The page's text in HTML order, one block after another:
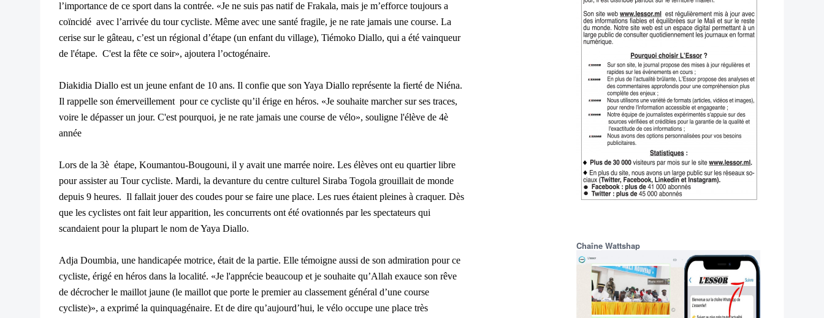
l’importance de ce sport dans la contrée. «Je ne suis pas natif de Frakala, mais je m’efforce toujours a
coïncidé avec l’arrivée du tour cycliste. Même avec une santé fragile, je ne rate jamais une course. La
cerise sur le gâteau, c’est un régional d’étape (un enfant du village), Tiémoko Diallo, qui a été vainqueur
de l'étape. C'est la fête ce soir», ajoutera l’octogénaire.
Diakidia Diallo est un jeune enfant de 10 ans. Il confie que son Yaya Diallo représente la fierté de Niéna.
Il rappelle son émerveillement pour ce cycliste qu’il érige en héros. «Je souhaite marcher sur ses traces,
voire le dépasser un jour. C'est pourquoi, je ne rate jamais une course de vélo», souligne l'élève de 4è
année
Lors de la 3è étape, Koumantou-Bougouni, il y avait une marrée noire. Les élèves ont eu quartier libre
pour assister au Tour cycliste. Mardi, la devanture du centre culturel Siraba Togola grouillait de monde
depuis 9 heures. Il fallait jouer des coudes pour se faire une place. Les rues étaient pleines à craquer. Dès
que les cyclistes ont fait leur apparition, les concurrents ont été ovationnés par les spectateurs qui
scandaient pour la plupart le nom de Yaya Diallo.
Adja Doumbia, une handicapée motrice, était de la partie. Elle témoigne aussi de son admiration pour ce
cycliste, érigé en héros dans la localité. «Je l'apprécie beaucoup et je souhaite qu’Allah exauce son rêve
de décrocher le maillot jaune (le maillot que porte le premier au classement général d’une course
cycliste)», a exprimé la quinquagénaire. Et de dire qu’aujourd’hui, le vélo occupe une place très
Chaîne Wattshap